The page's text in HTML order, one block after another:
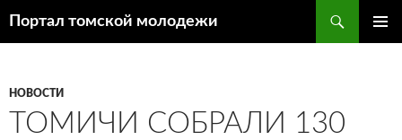
Портал томской молодежи
НОВОСТИ
ТОМИЧИ СОБРАЛИ 130